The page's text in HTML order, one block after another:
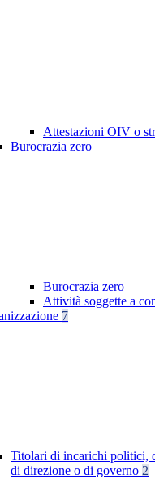
Attestazioni OIV o
Burocrazia zero
Burocrazia zero
Attività soggette a
7
Titolari di incarichi politici,
di direzione o di governo 2